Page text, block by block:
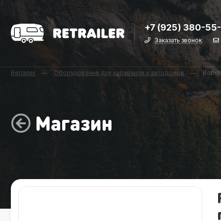
+7 (925) 380-
Заказать звонок
Retrailer — Оборудование для караванов и автодомов —
Магазин